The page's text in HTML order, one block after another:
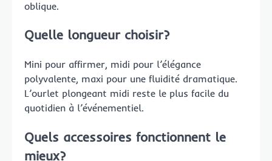
oblique.
Quelle longueur choisir?
Mini pour affirmer, midi pour l’élégance
polyvalente, maxi pour une fluidité dramatique.
L’ourlet plongeant midi reste le plus facile du
quotidien à l’événementiel.
Quels accessoires fonctionnent le
mieux?